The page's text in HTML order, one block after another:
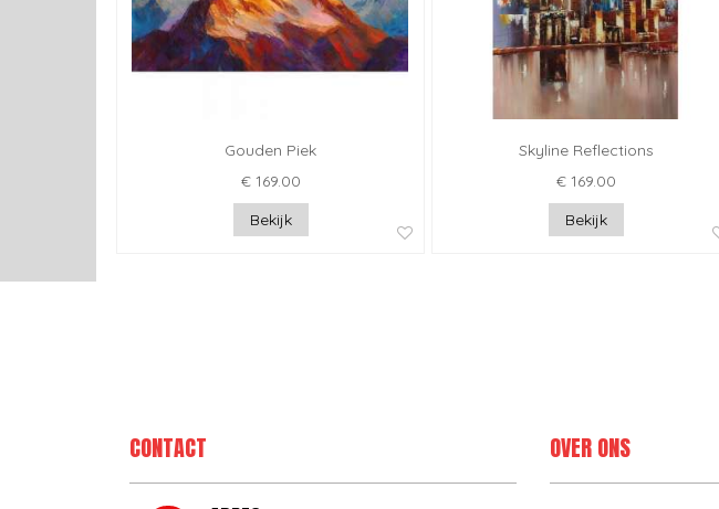
Gouden Piek
€ 169.00
Bekijk
Skyline Reflections
€ 169.00
Bekijk
CONTACT OVER ONS